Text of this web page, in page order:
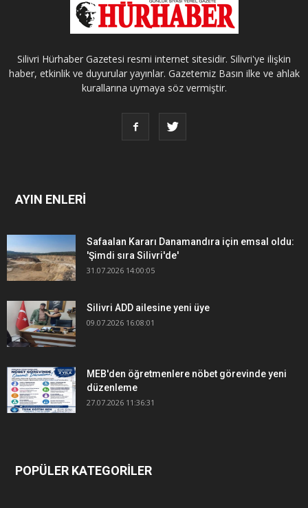
Silivri Hürhaber Gazetesi resmi internet sitesidir. Silivri'ye ilişkin
haber, etkinlik ve duyurular yayınlar. Gazetemiz Basın ilke ve ahlak
kurallarına uymaya söz vermiştir.
AYIN ENLERİ
Safaalan Kararı Danamandıra için emsal oldu:
'Şimdi sıra Silivri'de'
31.07.2026 14:00:05
Silivri ADD ailesine yeni üye
09.07.2026 16:08:01
MEB'den öğretmenlere nöbet görevinde yeni
düzenleme
27.07.2026 11:36:31
POPÜLER KATEGORİLER